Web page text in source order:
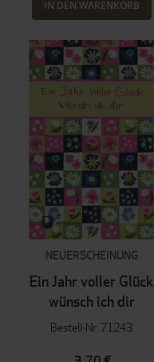
IN DEN WARENKORB
NEUERSCHEINUNG
Ein Jahr voller Glück
wünsch ich dir
Bestell-Nr: 71243